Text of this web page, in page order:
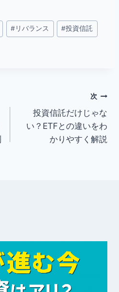
#リバランス #投資信託
次
投資信託だけじゃな
い？ETFとの違いをわ
かりやすく解説